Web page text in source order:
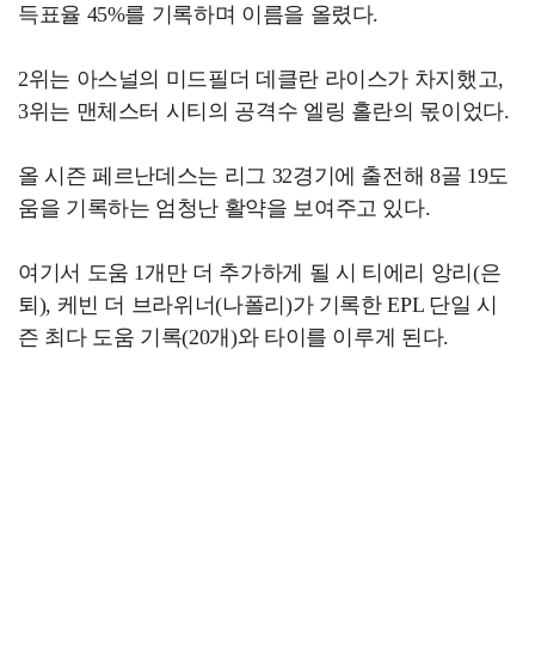
득표율 45%를 기록하며 이름을 올렸다.
2위는 아스널의 미드필더 데클란 라이스가 차지했고,
3위는 맨체스터 시티의 공격수 엘링 홀란의 몫이었다.
올 시즌 페르난데스는 리그 32경기에 출전해 8골 19도
움을 기록하는 엄청난 활약을 보여주고 있다.
여기서 도움 1개만 더 추가하게 될 시 티에리 앙리(은
퇴), 케빈 더 브라위너(나폴리)가 기록한 EPL 단일 시
즌 최다 도움 기록(20개)와 타이를 이루게 된다.